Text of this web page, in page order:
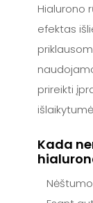
Hialurono
efektas
prireikti
Kada